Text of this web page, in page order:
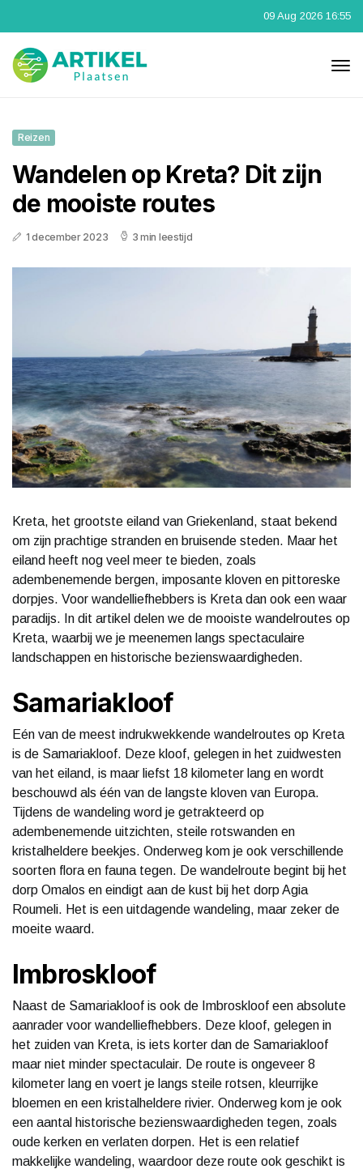
09 Aug 2026 16:55
Reizen
Wandelen op Kreta? Dit zijn
de mooiste routes
1 december 2023 3 min leestijd
Kreta, het grootste eiland van Griekenland, staat bekend
om zijn prachtige stranden en bruisende steden. Maar het
eiland heeft nog veel meer te bieden, zoals
adembenemende bergen, imposante kloven en pittoreske
dorpjes. Voor wandelliefhebbers is Kreta dan ook een waar
paradijs. In dit artikel delen we de mooiste wandelroutes op
Kreta, waarbij we je meenemen langs spectaculaire
landschappen en historische bezienswaardigheden.
Samariakloof
Eén van de meest indrukwekkende wandelroutes op Kreta
is de Samariakloof. Deze kloof, gelegen in het zuidwesten
van het eiland, is maar liefst 18 kilometer lang en wordt
beschouwd als één van de langste kloven van Europa.
Tijdens de wandeling word je getrakteerd op
adembenemende uitzichten, steile rotswanden en
kristalheldere beekjes. Onderweg kom je ook verschillende
soorten flora en fauna tegen. De wandelroute begint bij het
dorp Omalos en eindigt aan de kust bij het dorp Agia
Roumeli. Het is een uitdagende wandeling, maar zeker de
moeite waard.
Imbroskloof
Naast de Samariakloof is ook de Imbroskloof een absolute
aanrader voor wandelliefhebbers. Deze kloof, gelegen in
het zuiden van Kreta, is iets korter dan de Samariakloof
maar niet minder spectaculair. De route is ongeveer 8
kilometer lang en voert je langs steile rotsen, kleurrijke
bloemen en een kristalheldere rivier. Onderweg kom je ook
een aantal historische bezienswaardigheden tegen, zoals
oude kerken en verlaten dorpen. Het is een relatief
makkelijke wandeling, waardoor deze route ook geschikt is